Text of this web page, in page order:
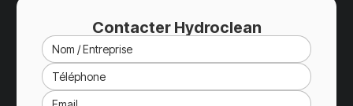
Contacter Hydroclean